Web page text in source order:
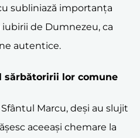
subliniază importanța
de Dumnezeu, ca
autentice.
sărbătoririi lor comune
Sfântul Marcu, deși au slujit
aceeași chemare la